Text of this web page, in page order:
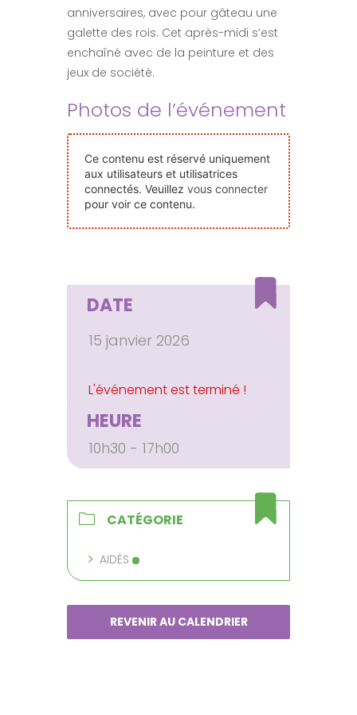
Nos Événements
Nous Contacter
Devenir Bénévole
Faire Un Don
Connexion-membre
anniversaires, avec pour gâteau une
galette des rois. Cet après-midi s’est
enchaîné avec de la peinture et des
jeux de société.
Photos de l’événement
Ce contenu est réservé uniquement
aux utilisateurs et utilisatrices
connectés. Veuillez vous connecter
pour voir ce contenu.
DATE
15 janvier 2026
HEURE
10h30 - 17h00
CATÉGORIE
AIDÉS
REVENIR AU CALENDRIER